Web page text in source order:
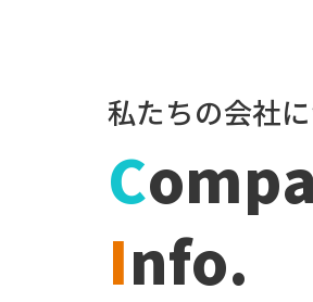
私たちの会社
C
Info.